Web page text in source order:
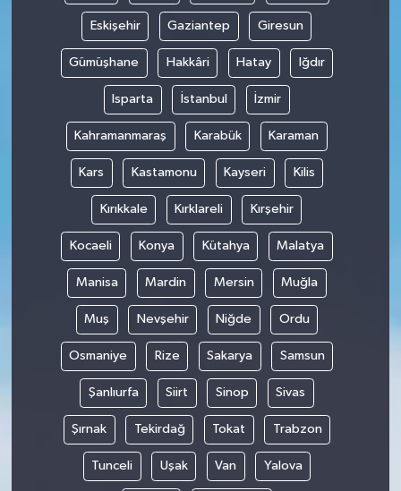
Eskişehir Gaziantep Giresun
Gümüşhane Hakkâri Hatay Iğdır
Isparta İstanbul İzmir
Kahramanmaraş Karabük Karaman
Kars Kastamonu Kayseri Kilis
Kırıkkale Kırklareli Kırşehir
Kocaeli Konya Kütahya Malatya
Manisa Mardin Mersin Muğla
Muş Nevşehir Niğde Ordu
Osmaniye Rize Sakarya Samsun
Şanlıurfa Siirt Sinop Sivas
Şırnak Tekirdağ Tokat Trabzon
Tunceli Uşak Van Yalova